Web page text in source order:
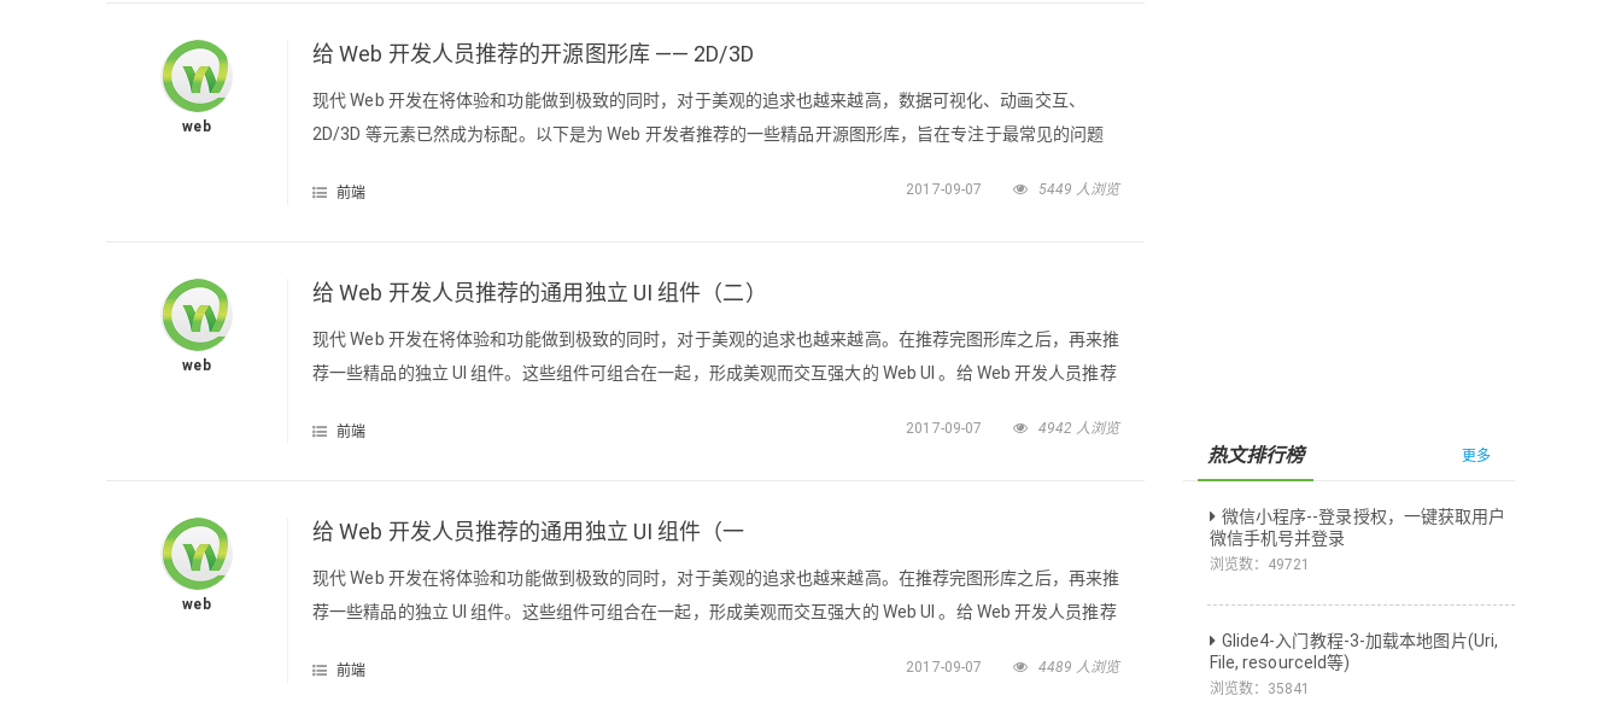
web
给 Web 开发人员推荐的开源图形库 —— 2D/3D
现代 Web 开发在将体验和功能做到极致的同时，对于美观的追求也越来越高，数据可视化、动画交互、
2D/3D 等元素已然成为标配。以下是为 Web 开发者推荐的一些精品开源图形库，旨在专注于最常见的问题
保持关注。给 Web 开发人员推荐的开源图形库 —— 动画给 Web 开
前端 2017-09-07 5449 人浏览
web
给 Web 开发人员推荐的通用独立 UI 组件（二）
现代 Web 开发在将体验和功能做到极致的同时，对于美观的追求也越来越高。在推荐完图形库之后，再来推
荐一些精品的独立 UI 组件。这些组件可组合在一起，形成美观而交互强大的 Web UI 。给 Web 开发人员推荐
—— 动画给 Web 开发人员推荐的开源图形库 —— 数据可视化上
前端 2017-09-07 4942 人浏览
web
给 Web 开发人员推荐的通用独立 UI 组件（一
现代 Web 开发在将体验和功能做到极致的同时，对于美观的追求也越来越高。在推荐完图形库之后，再来推
荐一些精品的独立 UI 组件。这些组件可组合在一起，形成美观而交互强大的 Web UI 。给 Web 开发人员推荐
—— 数据可视化下面将针对 Layout（布局）、Icon（图标）、P
前端 2017-09-07 4489 人浏览
热文排行榜 更多
微信小程序--登录授权，一键获取用户
微信手机号并登录
浏览数： 49721
Glide4-入门教程-3-加载本地图片(Uri,
File, resourceId等)
浏览数： 35841